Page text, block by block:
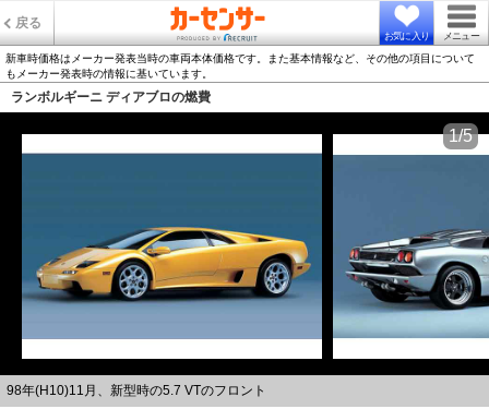
戻る
お気に入り メニュー
新車時価格はメーカー発表当時の車両本体価格です。また基本情報など、その他の項目について
もメーカー発表時の情報に基いています。
ランボルギーニ ディアブロの燃費
98年(H10)11月、新型時の5.7 VTのフロント
1/5